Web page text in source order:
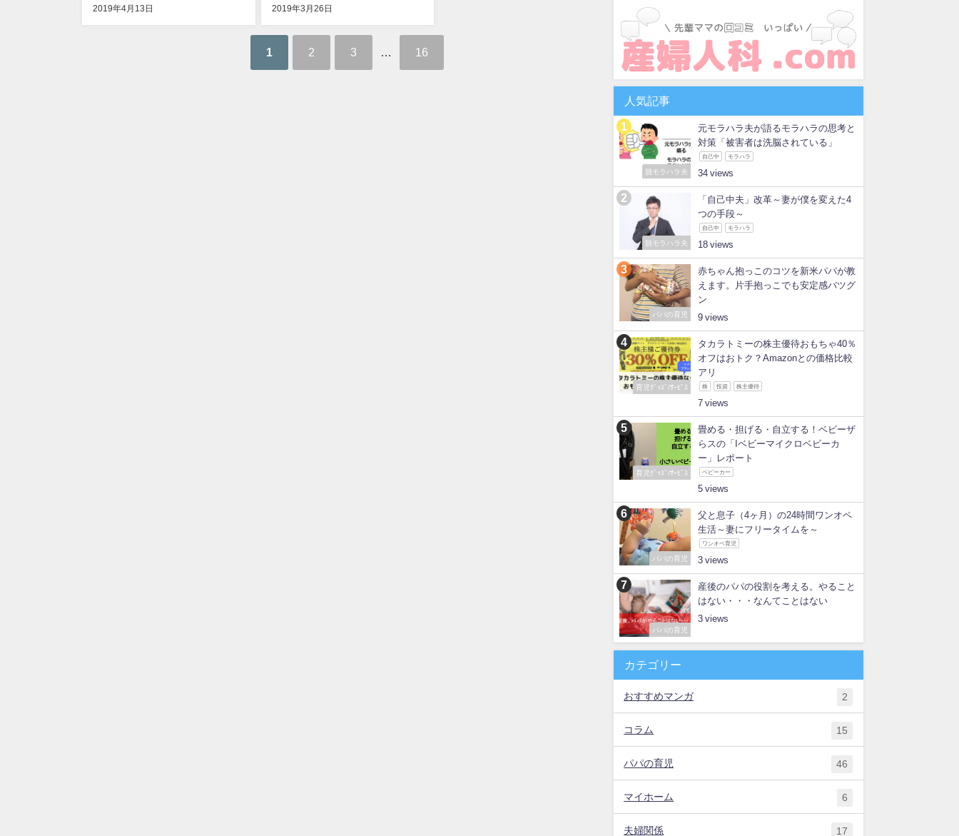
2019年4月13日
2019年3月26日
1 2 3 16
人気記事
脱モラハラ夫
元モラハラ夫が語るモラハラの思考と
対策「被害者は洗脳されている」
自己中 モラハラ
34
脱モラハラ夫
「自己中夫」改革～妻が僕を変えた4
つの手段～
自己中 モラハラ
18
パパの育児
赤ちゃん抱っこのコツを新米パパが教
えます。片手抱っこでも安定感バツグ
ン
9
育児ｸﾞｯｽﾞ/ｻｰﾋﾞｽ
タカラトミーの株主優待おもちゃ40％
オフはおトク？Amazonとの価格比較
アリ
株 投資 株主優待
7
育児ｸﾞｯｽﾞ/ｻｰﾋﾞｽ
畳める・担げる・自立する！ベビーザ
らスの「Iベビーマイクロベビーカ
ー」レポート
ベビーカー
5
パパの育児
父と息子（4ヶ月）の24時間ワンオペ
生活～妻にフリータイムを～
ワンオペ育児
3
パパの育児
産後のパパの役割を考える。やること
はない・・・なんてことはない
3
カテゴリー
おすすめマンガ 2
コラム 15
パパの育児 46
マイホーム 6
夫婦関係 17